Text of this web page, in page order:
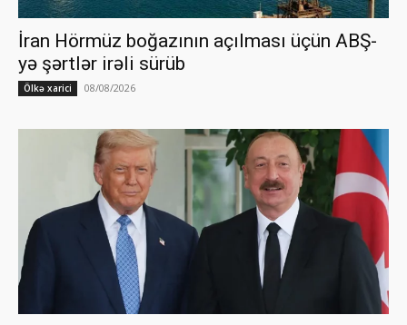
İran Hörmüz boğazının açılması üçün ABŞ-
yə şərtlər irəli sürüb
Ölkə xarici 08/08/2026